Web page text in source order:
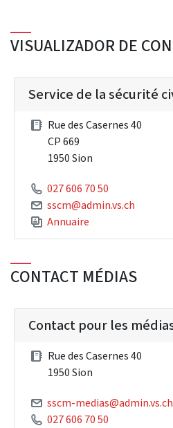
VISUALIZADOR DE
Service de la sécurité
Rue des Casernes 40
CP 669
1950 Sion
027 606 70 50
sscm@admin.vs.ch
Annuaire
CONTACT MÉDIAS
Contact pour les
Rue des Casernes 40
1950 Sion
sscm-medias@admin.vs.ch
027 606 70 50